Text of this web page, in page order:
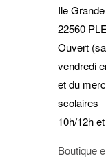
Ile Grande
22560
Ouvert
vendredi
et du
scolaires
10h/12h
Boutique